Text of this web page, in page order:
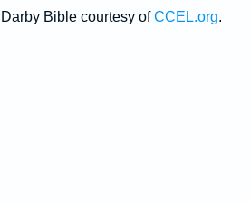
Darby Bible courtesy ofCCEL.org.